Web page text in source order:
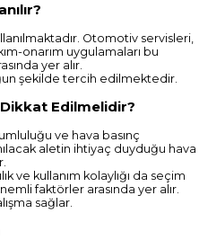
Otomotiv servisleri,
onarım uygulamaları bu
yer alır.
şekilde tercih edilmektedir.
Edilmelidir?
ve hava basınç
aletin ihtiyaç duyduğu hava
ve kullanım kolaylığı da seçim
faktörler arasında yer alır.
sağlar.